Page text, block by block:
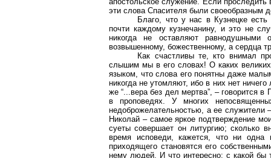
эти слова Спасителя были своеобразным
Благо, что у нас в Кузнецке
почти каждомукузнечанину, и это не
никогда не оставляют
возвышенному, божественному, а сердца
Как счастливы те, кто внимал
слышим мы в его словах! О каких
языком, что слова его понятны даже
никогда не утомляют, ибо в них нет
же “...вера без дел мертва”, – говорится
в проповедях. У многих
недоброжелательностью, а ее служители
Николай – самое яркое подтверждение
суеты совершает он литургию; сколько
время исповеди, кажется, что ни
приходящего становятся его
нему людей. И что интересно: с какой бы